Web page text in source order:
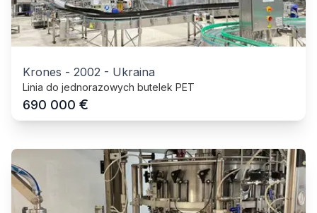
Krones - 2002 - Ukraina
Linia do jednorazowych butelek PET
690 000 €